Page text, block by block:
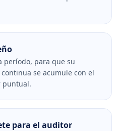
período, para que su
se acumule con el
puntual.
para el auditor